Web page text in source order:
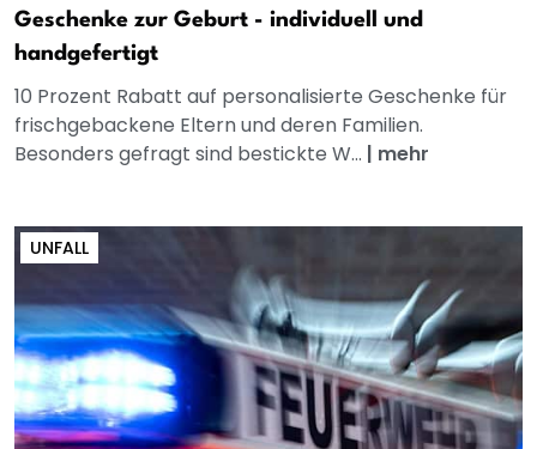
Geschenke zur Geburt - individuell und
handgefertigt
10 Prozent Rabatt auf personalisierte Geschenke für
frischgebackene Eltern und deren Familien.
Besonders gefragt sind bestickte W... | mehr
UNFALL